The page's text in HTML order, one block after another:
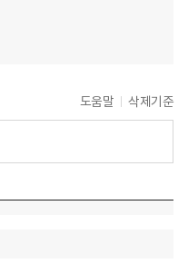
도움말 삭제기준